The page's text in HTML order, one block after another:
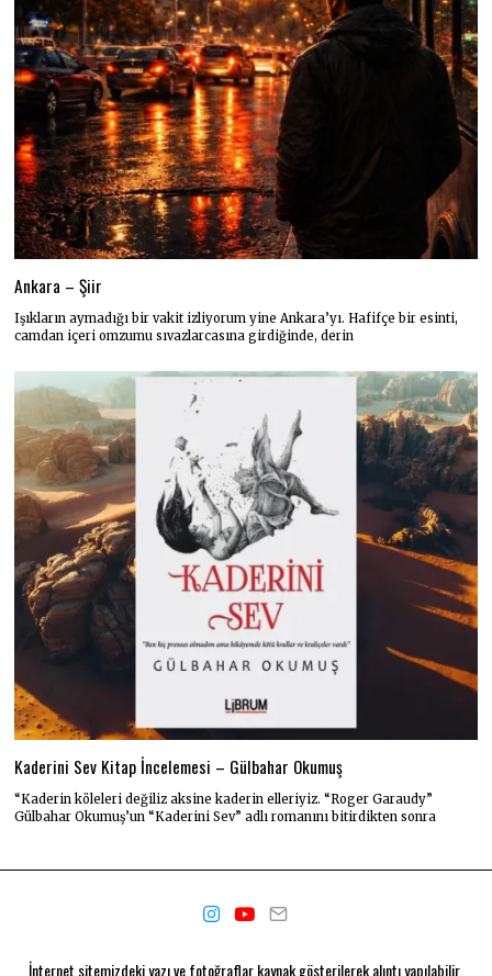
Ankara – Şiir
Işıkların aymadığı bir vakit izliyorum yine Ankara’yı. Hafifçe bir esinti,
camdan içeri omzumu sıvazlarcasına girdiğinde, derin
Kaderini Sev Kitap İncelemesi – Gülbahar Okumuş
“Kaderin köleleri değiliz aksine kaderin elleriyiz. “Roger Garaudy”
Gülbahar Okumuş’un “Kaderini Sev” adlı romanını bitirdikten sonra
İnternet sitemizdeki yazı ve fotoğraflar kaynak gösterilerek alıntı yapılabilir.